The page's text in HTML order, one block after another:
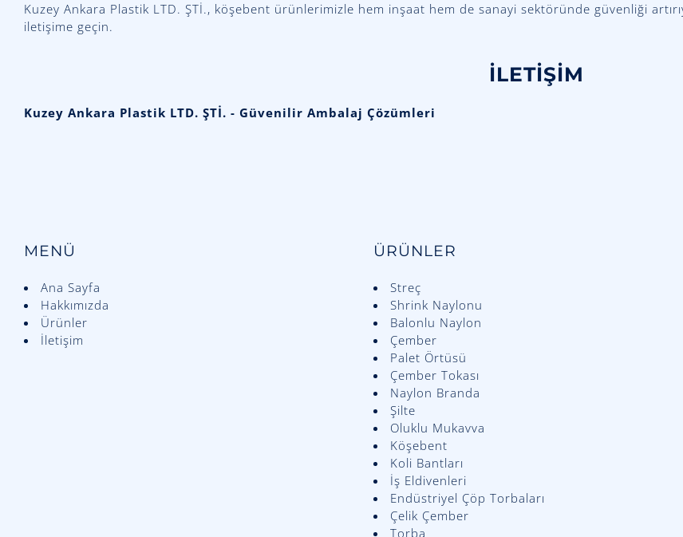
Kuzey Ankara Plastik LTD. ŞTİ., köşebent ürünlerimizle hem inşaat hem de sanayi sektöründe güvenliği
iletişime geçin.
İLETİŞİM
Kuzey Ankara Plastik LTD. ŞTİ. - Güvenilir Ambalaj Çözümleri
MENÜ
Ana Sayfa
Hakkımızda
Ürünler
İletişim
ÜRÜNLER
Streç
Shrink Naylonu
Balonlu Naylon
Çember
Palet Örtüsü
Çember Tokası
Naylon Branda
Şilte
Oluklu Mukavva
Köşebent
Koli Bantları
İş Eldivenleri
Endüstriyel Çöp Torbaları
Çelik Çember
Torba